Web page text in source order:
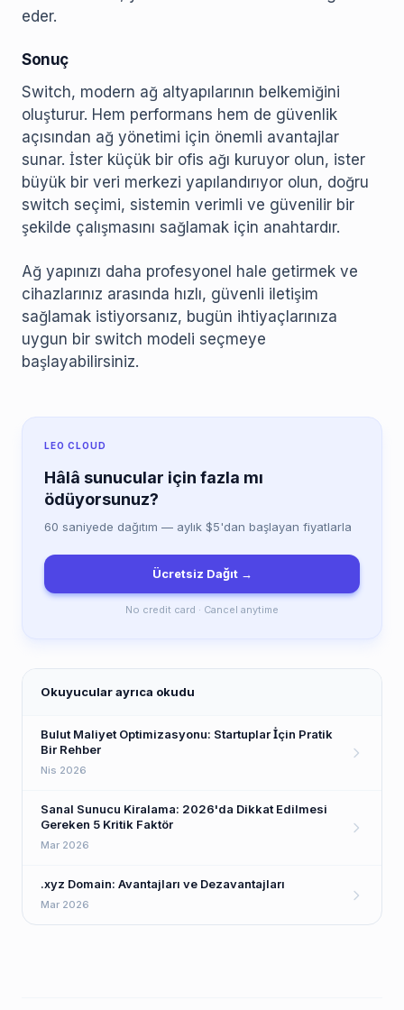
eder.
Sonuç
Switch, modern ağ altyapılarının belkemiğini
oluşturur. Hem performans hem de güvenlik
açısından ağ yönetimi için önemli avantajlar
sunar. İster küçük bir ofis ağı kuruyor olun, ister
büyük bir veri merkezi yapılandırıyor olun, doğru
switch seçimi, sistemin verimli ve güvenilir bir
şekilde çalışmasını sağlamak için anahtardır.
Ağ yapınızı daha profesyonel hale getirmek ve
cihazlarınız arasında hızlı, güvenli iletişim
sağlamak istiyorsanız, bugün ihtiyaçlarınıza
uygun bir switch modeli seçmeye
başlayabilirsiniz.
LEO CLOUD
Hâlâ sunucular için fazla mı
ödüyorsunuz?
60 saniyede dağıtım — aylık $5'dan başlayan fiyatlarla
Ücretsiz Dağıt →
No credit card · Cancel anytime
Okuyucular ayrıca okudu
Bulut Maliyet Optimizasyonu: Startuplar İçin Pratik
Bir Rehber
Nis 2026
Sanal Sunucu Kiralama: 2026'da Dikkat Edilmesi
Gereken 5 Kritik Faktör
Mar 2026
.xyz Domain: Avantajları ve Dezavantajları
Mar 2026